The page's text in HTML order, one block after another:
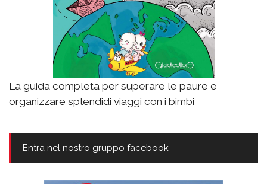
La guida completa per superare le paure e
organizzare splendidi viaggi con i bimbi
Entra nel nostro gruppo facebook